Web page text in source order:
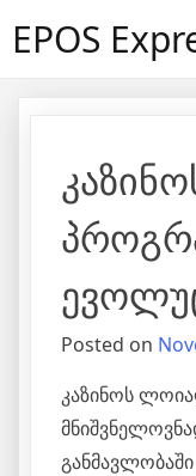
EPOS
Posted on
კაზინოს